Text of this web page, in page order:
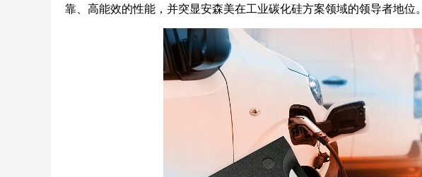
靠、高能效的性能，并突显安森美在工业碳化硅方案领域的领导者地位。